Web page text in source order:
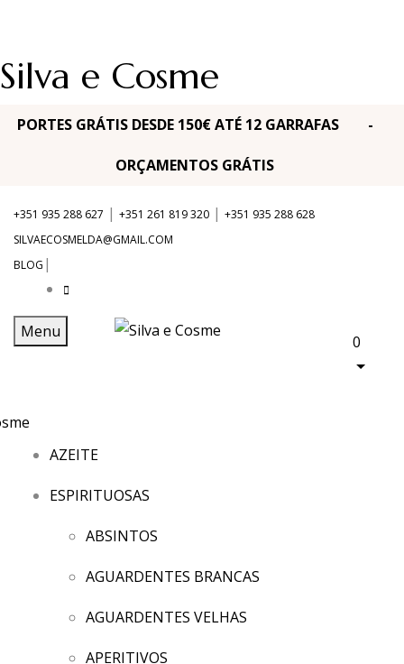
Silva e Cosme
PORTES GRÁTIS DESDE 150€ ATÉ 12 GARRAFAS -
ORÇAMENTOS GRÁTIS
+351 935 288 627 | +351 261 819 320 | +351 935 288 628
SILVAECOSMELDA@GMAIL.COM
BLOG |
Menu
0
AZEITE
ESPIRITUOSAS
ABSINTOS
AGUARDENTES BRANCAS
AGUARDENTES VELHAS
APERITIVOS